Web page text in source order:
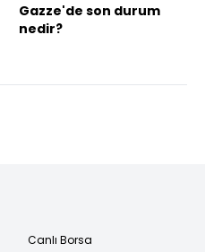
Gazze'de son durum
nedir?
Canlı Borsa